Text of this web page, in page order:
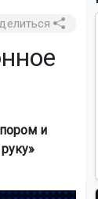
и